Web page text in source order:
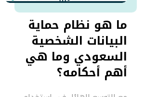
ما هو نظام حماية
البيانات الشخصية
السعودي وما هي
أهم أحكامه؟
Ahmithaq@gmail.com